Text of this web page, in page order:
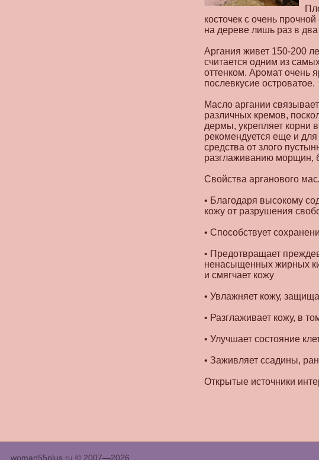
косточек с очень
на дереве лишь раз в два
Аргания живет 150-200
считается одним из
оттенком. Аромат очень
послевкусие островатое.
Масло аргании
различных кремов,
дермы, укрепляет корни
рекомендуется еще и
средства от злого
разглаживанию морщин,
Свойства арганового
• Благодаря высокому
кожу от разрушения
• Способствует
• Предотвращает
ненасыщенных жирных
и смягчает кожу
• Увлажняет кожу,
• Разглаживает кожу, в
• Улучшает состояние
• Заживляет ссадины,
Открытые источники
woman55plus.ru © 2007—2026